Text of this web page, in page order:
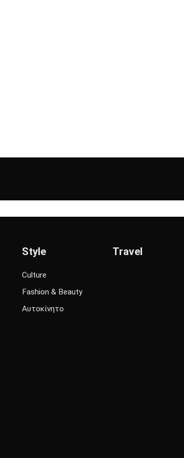
Style
Culture
Fashion & Beauty
Αυτοκίνητο
Travel